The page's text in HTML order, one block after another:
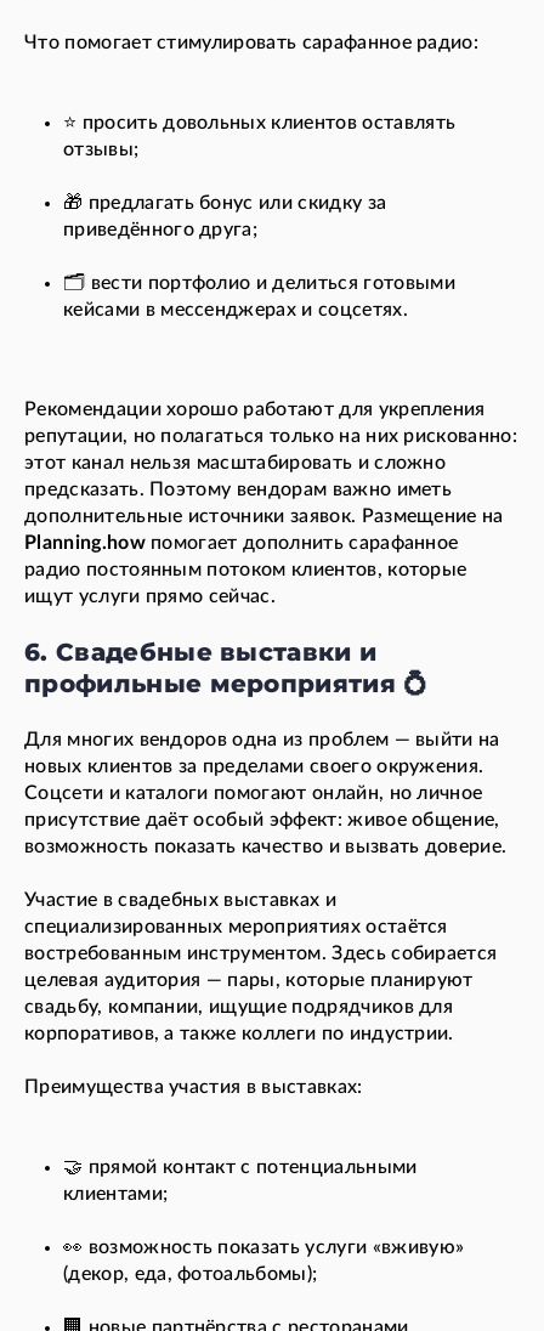
Что помогает стимулировать сарафанное радио:
⭐ просить довольных клиентов оставлять
отзывы;
🎁 предлагать бонус или скидку за
приведённого друга;
🗂️ вести портфолио и делиться готовыми
кейсами в мессенджерах и соцсетях.
Рекомендации хорошо работают для укрепления
репутации, но полагаться только на них рискованно:
этот канал нельзя масштабировать и сложно
предсказать. Поэтому вендорам важно иметь
дополнительные источники заявок. Размещение на
Planning.howпомогает дополнить сарафанное
радио постоянным потоком клиентов, которые
ищут услуги прямо сейчас.
6. Свадебные выставки и
профильные мероприятия 💍
Для многих вендоров одна из проблем — выйти на
новых клиентов за пределами своего окружения.
Соцсети и каталоги помогают онлайн, но личное
присутствие даёт особый эффект: живое общение,
возможность показать качество и вызвать доверие.
Участие в свадебных выставках и
специализированных мероприятиях остаётся
востребованным инструментом. Здесь собирается
целевая аудитория — пары, которые планируют
свадьбу, компании, ищущие подрядчиков для
корпоративов, а также коллеги по индустрии.
Преимущества участия в выставках:
🤝 прямой контакт с потенциальными
клиентами;
👀 возможность показать услуги «вживую»
(декор, еда, фотоальбомы);